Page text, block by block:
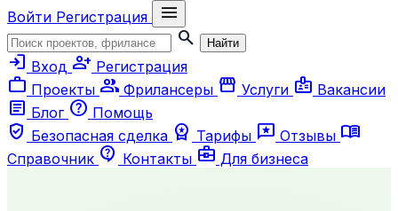
Войти Регистрация
menu
search
Найти
login Вход person_add Регистрация
work Проекты group Фрилансеры storefront Услуги badge Вакансии
article Блог help Помощь
verified_user Безопасная сделка workspace_premium Тарифы reviews Отзывы menu_book
Справочник contact_support Контакты business_center Для бизнеса